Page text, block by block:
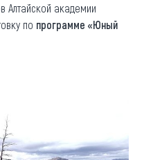
Алтайской академии
по программе «Юный